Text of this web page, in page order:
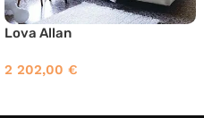
Lova Allan
2 202,00 €